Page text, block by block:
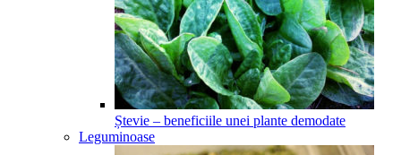
Ștevie – beneficiile unei plante demodate
Leguminoase